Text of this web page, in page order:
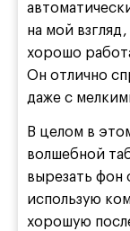
на мой
хорошо
Он отлично
даже с
В целом в
волшебной
вырезать фон
использую
хорошую